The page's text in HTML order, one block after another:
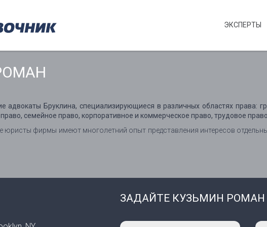
ЭКСПЕРТЫ
адвокаты Бруклина, специализирующиеся в различных областях права:
семейное право, корпоративное и коммерческое право, трудовое право.
юристы фирмы имеют многолетний опыт представления интересов
ЗАДАЙТЕ КУЗЬМИН РОМАН
Ваше
Ваш